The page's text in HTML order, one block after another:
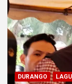
DURANGO